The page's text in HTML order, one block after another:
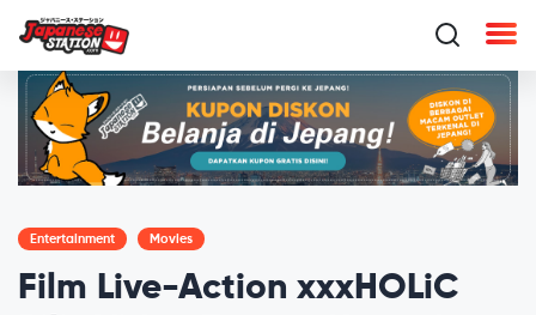
Entertainment Movies
Film Live-Action xxxHOLiC